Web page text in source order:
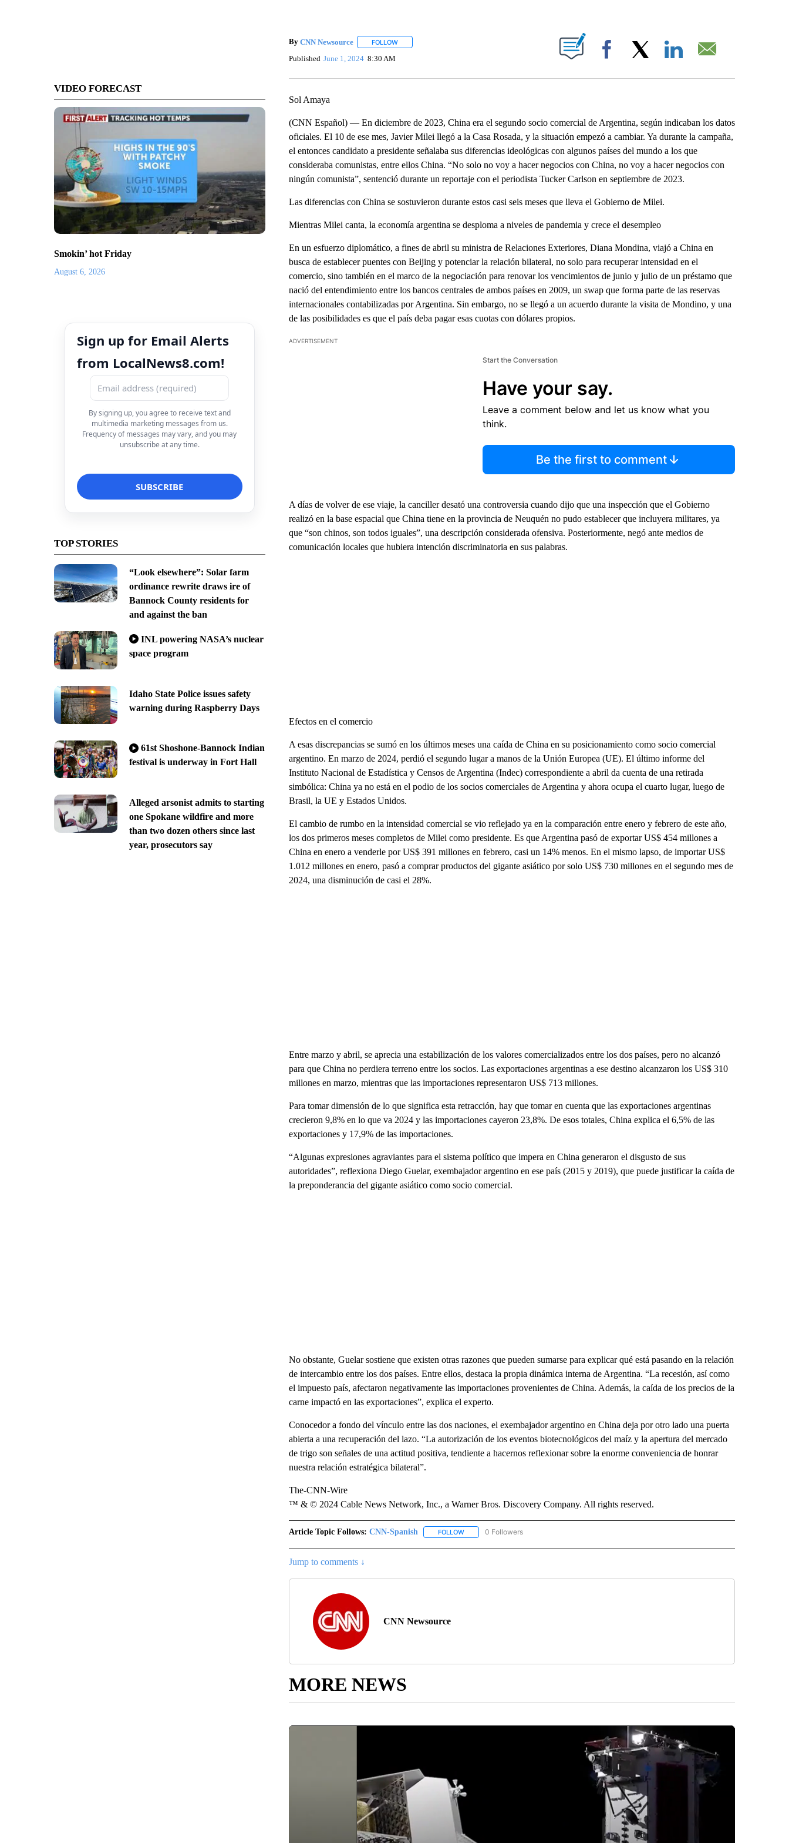
VIDEO FORECAST
Smokin’ hot Friday
August 6, 2026
Sign up for Email Alerts
from LocalNews8.com!
By signing up, you agree to receive text and
multimedia marketing messages from us.
Frequency of messages may vary, and you may
unsubscribe at any time.
TOP STORIES
“Look elsewhere”: Solar farm
ordinance rewrite draws ire of
Bannock County residents for
and against the ban
INL powering NASA’s nuclear
space program
Idaho State Police issues safety
warning during Raspberry Days
61st Shoshone-Bannock Indian
festival is underway in Fort Hall
Alleged arsonist admits to starting
one Spokane wildfire and more
than two dozen others since last
year, prosecutors say
By CNN Newsource FOLLOWFOLLOW "" TO RECEIVE NOTIFICATIONS ABOUT NEW PAGES ON "".
Published June 1, 2024 8:30 AM Facebook
Sol Amaya
(CNN Español) — En diciembre de 2023, China era el segundo socio comercial de Argentina, según indicaban los datos
oficiales. El 10 de ese mes, Javier Milei llegó a la Casa Rosada, y la situación empezó a cambiar. Ya durante la campaña,
el entonces candidato a presidente señalaba sus diferencias ideológicas con algunos países del mundo a los que
consideraba comunistas, entre ellos China. “No solo no voy a hacer negocios con China, no voy a hacer negocios con
ningún comunista”, sentenció durante un reportaje con el periodista Tucker Carlson en septiembre de 2023.
Las diferencias con China se sostuvieron durante estos casi seis meses que lleva el Gobierno de Milei.
Mientras Milei canta, la economía argentina se desploma a niveles de pandemia y crece el desempleo
En un esfuerzo diplomático, a fines de abril su ministra de Relaciones Exteriores, Diana Mondina, viajó a China en
busca de establecer puentes con Beijing y potenciar la relación bilateral, no solo para recuperar intensidad en el
comercio, sino también en el marco de la negociación para renovar los vencimientos de junio y julio de un préstamo que
nació del entendimiento entre los bancos centrales de ambos países en 2009, un swap que forma parte de las reservas
internacionales contabilizadas por Argentina. Sin embargo, no se llegó a un acuerdo durante la visita de Mondino, y una
de las posibilidades es que el país deba pagar esas cuotas con dólares propios.
ADVERTISEMENT
Start the Conversation
Have your say.
Leave a comment below and let us know what you
think.
Be the first to comment
A días de volver de ese viaje, la canciller desató una controversia cuando dijo que una inspección que el Gobierno
realizó en la base espacial que China tiene en la provincia de Neuquén no pudo establecer que incluyera militares, ya
que “son chinos, son todos iguales”, una descripción considerada ofensiva. Posteriormente, negó ante medios de
comunicación locales que hubiera intención discriminatoria en sus palabras.
Efectos en el comercio
A esas discrepancias se sumó en los últimos meses una caída de China en su posicionamiento como socio comercial
argentino. En marzo de 2024, perdió el segundo lugar a manos de la Unión Europea (UE). El último informe del
Instituto Nacional de Estadística y Censos de Argentina (Indec) correspondiente a abril da cuenta de una retirada
simbólica: China ya no está en el podio de los socios comerciales de Argentina y ahora ocupa el cuarto lugar, luego de
Brasil, la UE y Estados Unidos.
El cambio de rumbo en la intensidad comercial se vio reflejado ya en la comparación entre enero y febrero de este año,
los dos primeros meses completos de Milei como presidente. Es que Argentina pasó de exportar US$ 454 millones a
China en enero a venderle por US$ 391 millones en febrero, casi un 14% menos. En el mismo lapso, de importar US$
1.012 millones en enero, pasó a comprar productos del gigante asiático por solo US$ 730 millones en el segundo mes de
2024, una disminución de casi el 28%.
Entre marzo y abril, se aprecia una estabilización de los valores comercializados entre los dos países, pero no alcanzó
para que China no perdiera terreno entre los socios. Las exportaciones argentinas a ese destino alcanzaron los US$ 310
millones en marzo, mientras que las importaciones representaron US$ 713 millones.
Para tomar dimensión de lo que significa esta retracción, hay que tomar en cuenta que las exportaciones argentinas
crecieron 9,8% en lo que va 2024 y las importaciones cayeron 23,8%. De esos totales, China explica el 6,5% de las
exportaciones y 17,9% de las importaciones.
“Algunas expresiones agraviantes para el sistema político que impera en China generaron el disgusto de sus
autoridades”, reflexiona Diego Guelar, exembajador argentino en ese país (2015 y 2019), que puede justificar la caída de
la preponderancia del gigante asiático como socio comercial.
No obstante, Guelar sostiene que existen otras razones que pueden sumarse para explicar qué está pasando en la relación
de intercambio entre los dos países. Entre ellos, destaca la propia dinámica interna de Argentina. “La recesión, así como
el impuesto país, afectaron negativamente las importaciones provenientes de China. Además, la caída de los precios de la
carne impactó en las exportaciones”, explica el experto.
Conocedor a fondo del vínculo entre las dos naciones, el exembajador argentino en China deja por otro lado una puerta
abierta a una recuperación del lazo. “La autorización de los eventos biotecnológicos del maíz y la apertura del mercado
de trigo son señales de una actitud positiva, tendiente a hacernos reflexionar sobre la enorme conveniencia de honrar
nuestra relación estratégica bilateral”.
The-CNN-Wire
™ & © 2024 Cable News Network, Inc., a Warner Bros. Discovery Company. All rights reserved.
Article Topic Follows: CNN-Spanish FOLLOWFOLLOW "CNN-SPANISH" TO RECEIVE NOTIFICATIONS ABOUT NEW PAGES ON "CNN-SPANISH".
0 Followers
Jump to comments ↓
CNN Newsource
MORE NEWS